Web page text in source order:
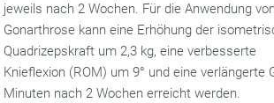
jeweils nach 2 Wochen. Für die Anwendung
Gonarthrose kann eine Erhöhung der
Quadrizepskraft um 2,3 kg, eine verbesserte
Knieflexion (ROM) um 9° und eine verlängerte
Minuten nach 2 Wochen erreicht werden.